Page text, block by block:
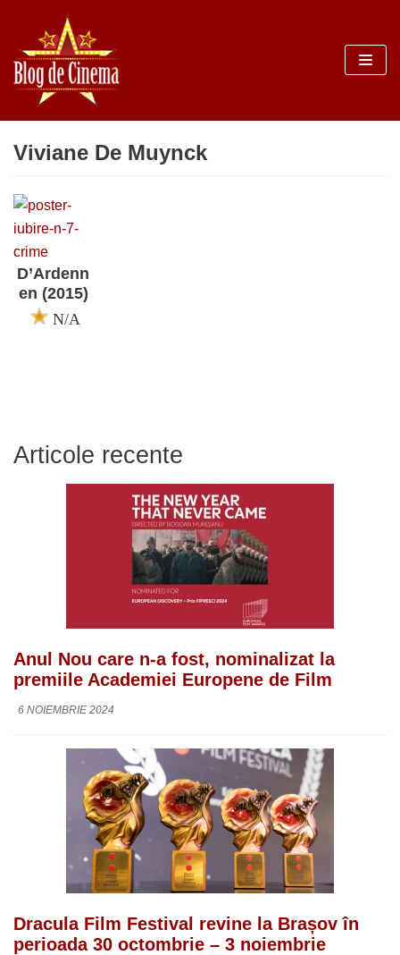
Sari
la
conținut
Viviane De Muynck
D’Ardenn
en (2015)
N/A
Articole recente
Anul Nou care n-a fost, nominalizat la
premiile Academiei Europene de Film
6 NOIEMBRIE 2024
Dracula Film Festival revine la Brașov în
perioada 30 octombrie – 3 noiembrie